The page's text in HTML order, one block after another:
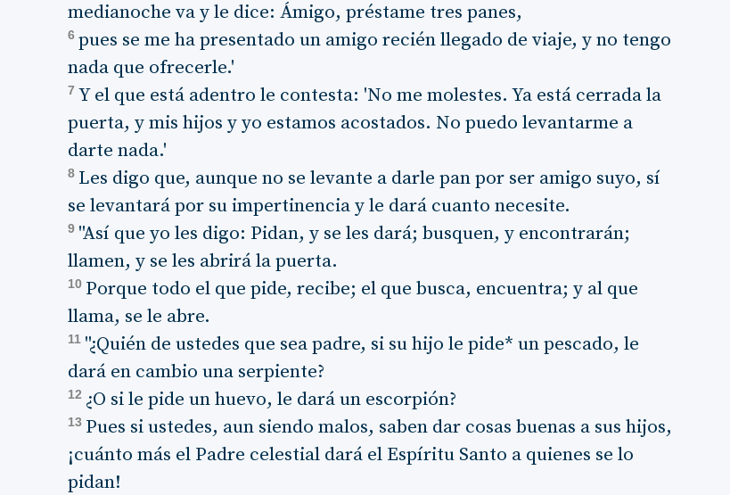
medianoche va y le dice: Ámigo, préstame tres panes,
6pues se me ha presentado un amigo recién llegado de viaje, y no tengo
nada que ofrecerle.'
7Y el que está adentro le contesta: 'No me molestes. Ya está cerrada la
puerta, y mis hijos y yo estamos acostados. No puedo levantarme a
darte nada.'
8 Les digo que, aunque no se levante a darle pan por ser amigo suyo, sí
se levantará por su impertinencia y le dará cuanto necesite.
9 "Así que yo les digo: Pidan, y se les dará; busquen, y encontrarán;
llamen, y se les abrirá la puerta.
10 Porque todo el que pide, recibe; el que busca, encuentra; y al que
llama, se le abre.
11 "¿Quién de ustedes que sea padre, si su hijo le pide* un pescado, le
dará en cambio una serpiente?
12 ¿O si le pide un huevo, le dará un escorpión?
13 Pues si ustedes, aun siendo malos, saben dar cosas buenas a sus hijos,
¡cuánto más el Padre celestial dará el Espíritu Santo a quienes se lo
pidan!